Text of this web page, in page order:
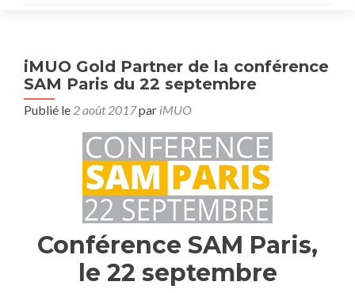
iMUO Gold Partner de la conférence
SAM Paris du 22 septembre
Publié le 2 août 2017par iMUO
Conférence SAM Paris,
le 22 septembre